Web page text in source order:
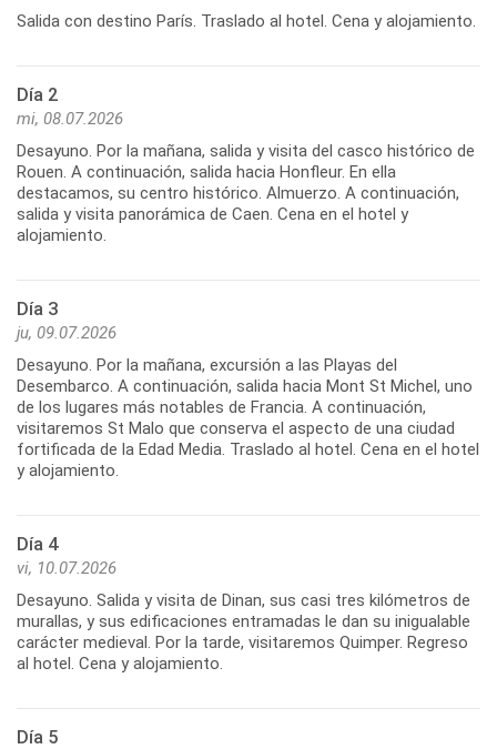
Salida con destino París. Traslado al hotel. Cena y alojamiento.
Día 2
mi, 08.07.2026
Desayuno. Por la mañana, salida y visita del casco histórico de
Rouen. A continuación, salida hacia Honfleur. En ella
destacamos, su centro histórico. Almuerzo. A continuación,
salida y visita panorámica de Caen. Cena en el hotel y
alojamiento.
Día 3
ju, 09.07.2026
Desayuno. Por la mañana, excursión a las Playas del
Desembarco. A continuación, salida hacia Mont St Michel, uno
de los lugares más notables de Francia. A continuación,
visitaremos St Malo que conserva el aspecto de una ciudad
fortificada de la Edad Media. Traslado al hotel. Cena en el hotel
y alojamiento.
Día 4
vi, 10.07.2026
Desayuno. Salida y visita de Dinan, sus casi tres kilómetros de
murallas, y sus edificaciones entramadas le dan su inigualable
carácter medieval. Por la tarde, visitaremos Quimper. Regreso
al hotel. Cena y alojamiento.
Día 5